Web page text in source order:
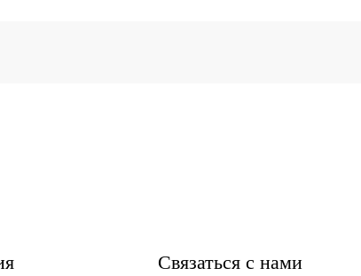
Связаться с нами